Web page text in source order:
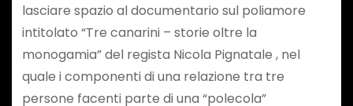
lasciare spazio al documentario sul poliamore
intitolato “Tre canarini – storie oltre la
monogamia” del regista Nicola Pignatale , nel
quale i componenti di una relazione tra tre
persone facenti parte di una “polecola”